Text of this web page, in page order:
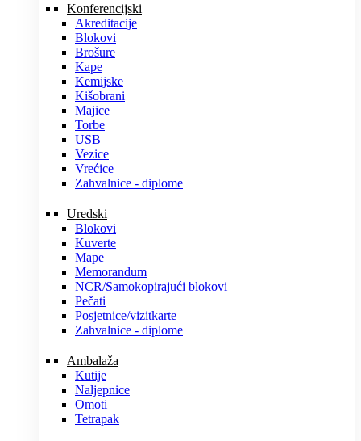
Konferencijski
Akreditacije
Blokovi
Brošure
Kape
Kemijske
Kišobrani
Majice
Torbe
USB
Vezice
Vrećice
Zahvalnice - diplome
Uredski
Blokovi
Kuverte
Mape
Memorandum
NCR/Samokopirajući blokovi
Pečati
Posjetnice/vizitkarte
Zahvalnice - diplome
Ambalaža
Kutije
Naljepnice
Omoti
Tetrapak